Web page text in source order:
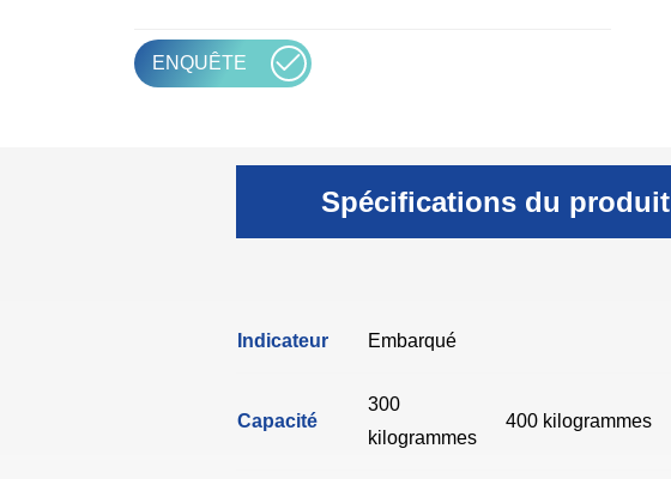
ENQUÊTE
Spécifications du produit
Indicateur Embarqué
Capacité
300
kilogrammes
400 kilogrammes